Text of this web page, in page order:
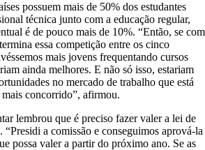
possuem mais de 50% dos estudantes
técnica junto com a educação regular,
é de pouco mais de 10%. “Então, se com
essa competição entre os cinco
mais jovens frequentando cursos
ainda melhores. E não só isso, estariam
no mercado de trabalho que está
concorrido”, afirmou.
lembrou que é preciso fazer valer a lei de
a comissão e conseguimos aprová-la
possa valer a partir do próximo ano. Se as